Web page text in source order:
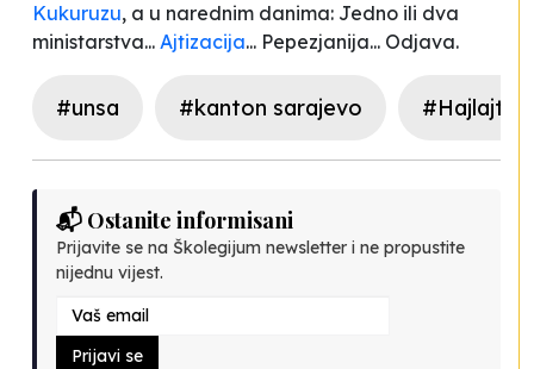
Kukuruzu, a u narednim danima: Jedno ili dva
ministarstva... Ajtizacija... Pepezjanija... Odjava.
#unsa #kanton sarajevo #Hajlajti
📬 Ostanite informisani
Prijavite se na Školegijum newsletter i ne propustite
nijednu vijest.
Prijavi se